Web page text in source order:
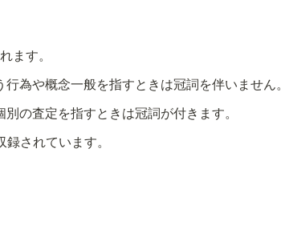
ます。
為や概念一般を指すときは冠詞を伴いません。
の査定を指すときは冠詞が付きます。
されています。